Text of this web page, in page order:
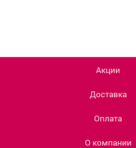
Акции
Доставка
Оплата
О компании